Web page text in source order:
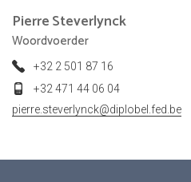
PierreSteverlynck
Woordvoerder
+32 2 501 87 16
+32 471 44 06 04
pierre.steverlynck@diplobel.fed.be